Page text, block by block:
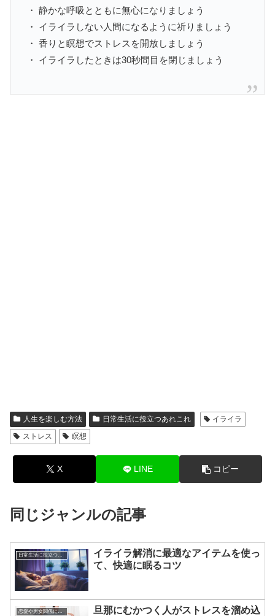
・ 静かな呼吸とともに無心になりましょう
・ イライラしない人間になるように祈りましょう
・ 香りと瞑想でストレスを開放しましょう
・ イライラしたときは30秒間目を閉じましょう
人生を楽しむ方法 日常生活に役立つあれこれ
イライラ
ストレス
瞑想
X LINE コピー
同じジャンルの記事
イライラ解消に最適なアイテムを使っ
て、快適に眠るコツ
恋愛や男女関係についてのあれこれ 旦那にむかつく人がストレスを溜め込